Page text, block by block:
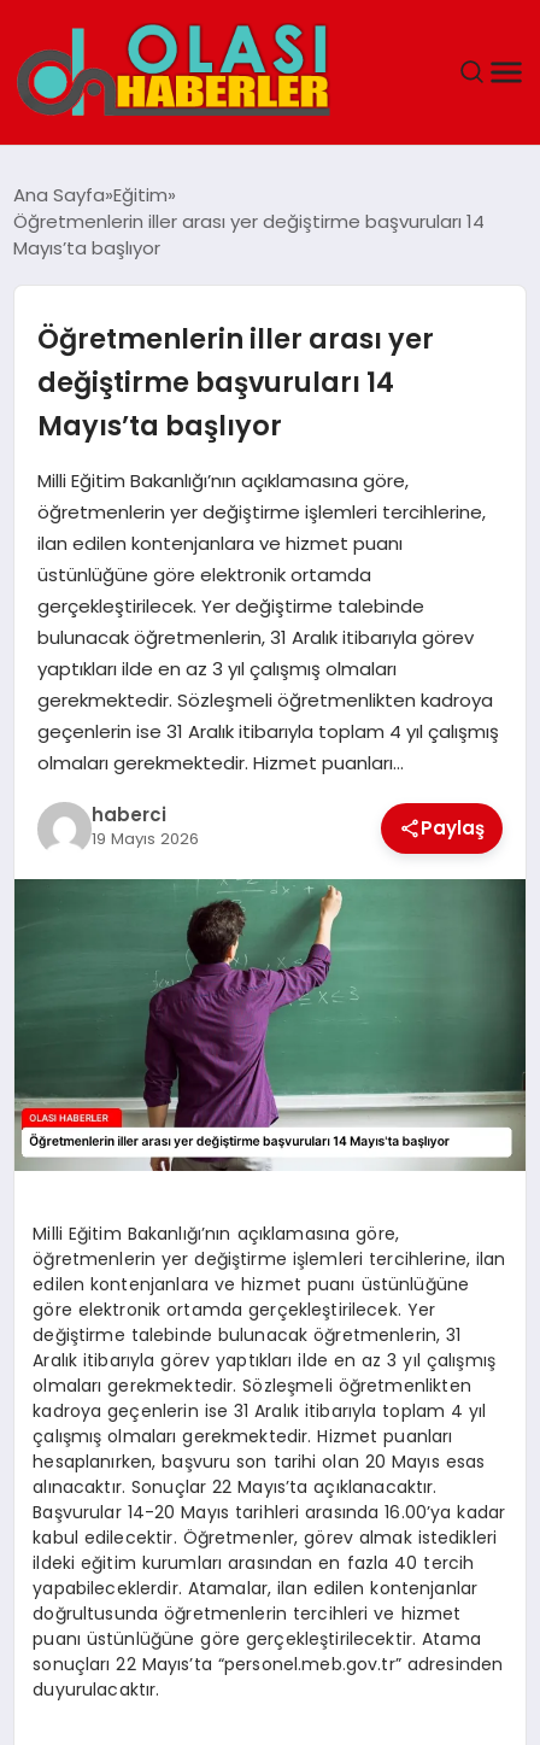
SPOR
SAĞLIK
TEKNOLOJI
YAŞAM
Ana Sayfa Eğitim
Öğretmenlerin iller arası yer değiştirme başvuruları 14
Mayıs’ta başlıyor
Öğretmenlerin iller arası yer
değiştirme başvuruları 14
Mayıs’ta başlıyor
Milli Eğitim Bakanlığı’nın açıklamasına göre,
öğretmenlerin yer değiştirme işlemleri tercihlerine,
ilan edilen kontenjanlara ve hizmet puanı
üstünlüğüne göre elektronik ortamda
gerçekleştirilecek. Yer değiştirme talebinde
bulunacak öğretmenlerin, 31 Aralık itibarıyla görev
yaptıkları ilde en az 3 yıl çalışmış olmaları
gerekmektedir. Sözleşmeli öğretmenlikten kadroya
geçenlerin ise 31 Aralık itibarıyla toplam 4 yıl çalışmış
olmaları gerekmektedir. Hizmet puanları…
haberci
19 Mayıs 2026 Paylaş
Milli Eğitim Bakanlığı’nın açıklamasına göre,
öğretmenlerin yer değiştirme işlemleri tercihlerine, ilan
edilen kontenjanlara ve hizmet puanı üstünlüğüne
göre elektronik ortamda gerçekleştirilecek. Yer
değiştirme talebinde bulunacak öğretmenlerin, 31
Aralık itibarıyla görev yaptıkları ilde en az 3 yıl çalışmış
olmaları gerekmektedir. Sözleşmeli öğretmenlikten
kadroya geçenlerin ise 31 Aralık itibarıyla toplam 4 yıl
çalışmış olmaları gerekmektedir. Hizmet puanları
hesaplanırken, başvuru son tarihi olan 20 Mayıs esas
alınacaktır. Sonuçlar 22 Mayıs’ta açıklanacaktır.
Başvurular 14-20 Mayıs tarihleri arasında 16.00’ya kadar
kabul edilecektir. Öğretmenler, görev almak istedikleri
ildeki eğitim kurumları arasından en fazla 40 tercih
yapabileceklerdir. Atamalar, ilan edilen kontenjanlar
doğrultusunda öğretmenlerin tercihleri ve hizmet
puanı üstünlüğüne göre gerçekleştirilecektir. Atama
sonuçları 22 Mayıs’ta “personel.meb.gov.tr” adresinden
duyurulacaktır.